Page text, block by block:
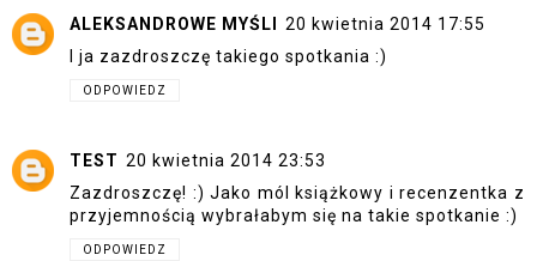
ALEKSANDROWE MYŚLI
20 kwietnia 2014 17:55
I ja zazdroszczę takiego spotkania :)
ODPOWIEDZ
TEST 20 kwietnia 2014 23:53
Zazdroszczę! :) Jako mól książkowy i recenzentka z
przyjemnością wybrałabym się na takie spotkanie :)
ODPOWIEDZ